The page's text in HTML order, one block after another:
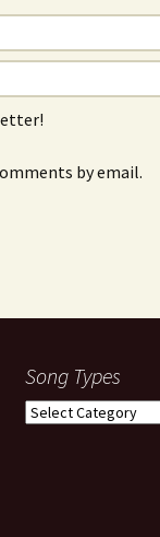
by email.
Song Types
Song